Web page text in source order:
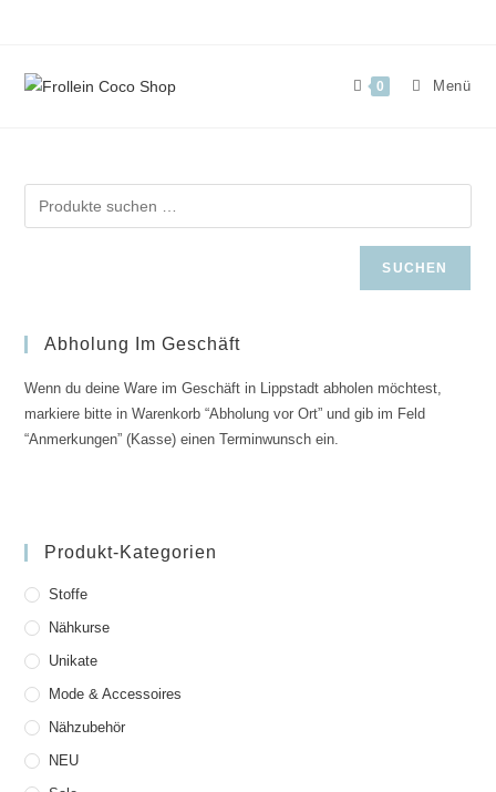
0 Menü
SUCHEN
Abholung Im Geschäft
Wenn du deine Ware im Geschäft in Lippstadt abholen möchtest,
markiere bitte in Warenkorb “Abholung vor Ort” und gib im Feld
“Anmerkungen” (Kasse) einen Terminwunsch ein.
Produkt-Kategorien
Stoffe
Nähkurse
Unikate
Mode & Accessoires
Nähzubehör
NEU